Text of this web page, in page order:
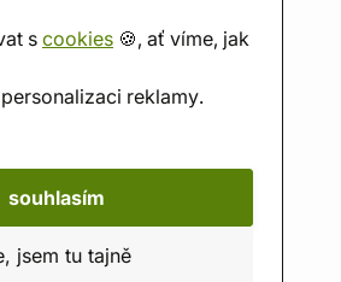
scookies 🍪, ať víme, jak
reklamy.
souhlasím
jsem tu tajně